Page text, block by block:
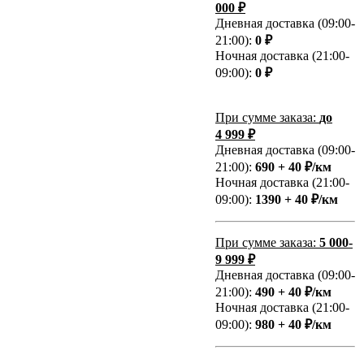
000 ₽
Дневная доставка (09:00-
21:00): 0 ₽
Ночная доставка (21:00-
09:00): 0 ₽
При сумме заказа: до
4 999 ₽
Дневная доставка (09:00-
21:00): 690 + 40 ₽/км
Ночная доставка (21:00-
09:00): 1390 + 40 ₽/км
При сумме заказа: 5 000-
9 999 ₽
Дневная доставка (09:00-
21:00): 490 + 40 ₽/км
Ночная доставка (21:00-
09:00): 980 + 40 ₽/км